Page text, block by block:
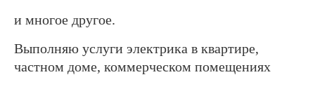
и многое другое.
Выполняю услуги электрика в квартире,
частном доме, коммерческом помещениях